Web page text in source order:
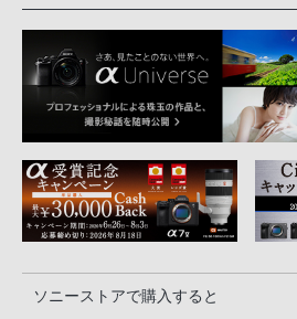
ソニーストアで購入すると